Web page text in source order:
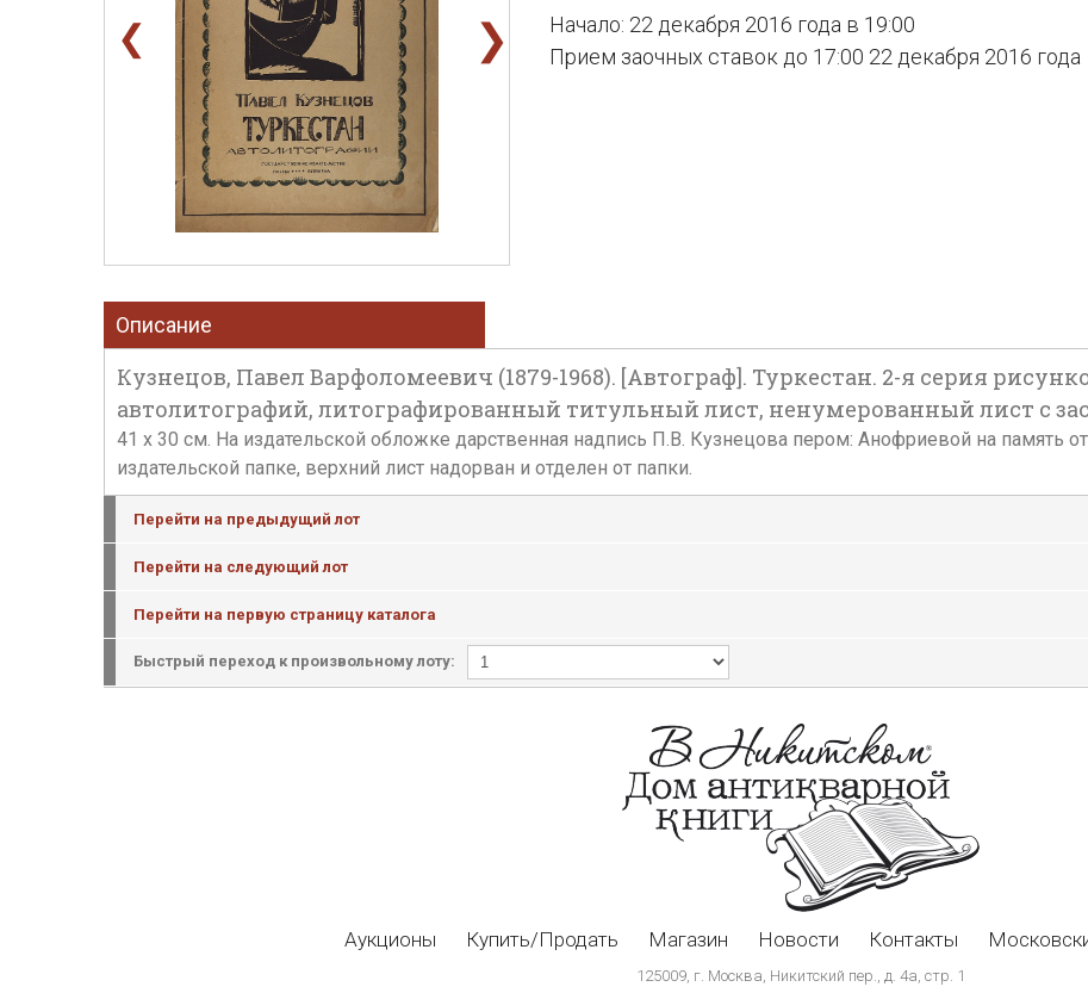
❮ ❯
Начало: 22 декабря 2016 года в 19:00
Прием заочных ставок до 17:00 22 декабря 2016 года
Описание
Кузнецов, Павел Варфоломеевич (1879-1968). [Автограф]. Туркестан. 2-я серия
автолитографий, литографированный титульный лист, ненумерованный лист с
41 х 30 см. На издательской обложке дарственная надпись П.В. Кузнецова пером: Анофриевой на память
издательской папке, верхний лист надорван и отделен от папки.
Перейти на предыдущий лот
Перейти на следующий лот
Перейти на первую страницу каталога
Быстрый переход к произвольному лоту:
Аукционы Купить/Продать Магазин Новости Контакты
125009, г. Москва, Никитский пер., д. 4а, стр. 1